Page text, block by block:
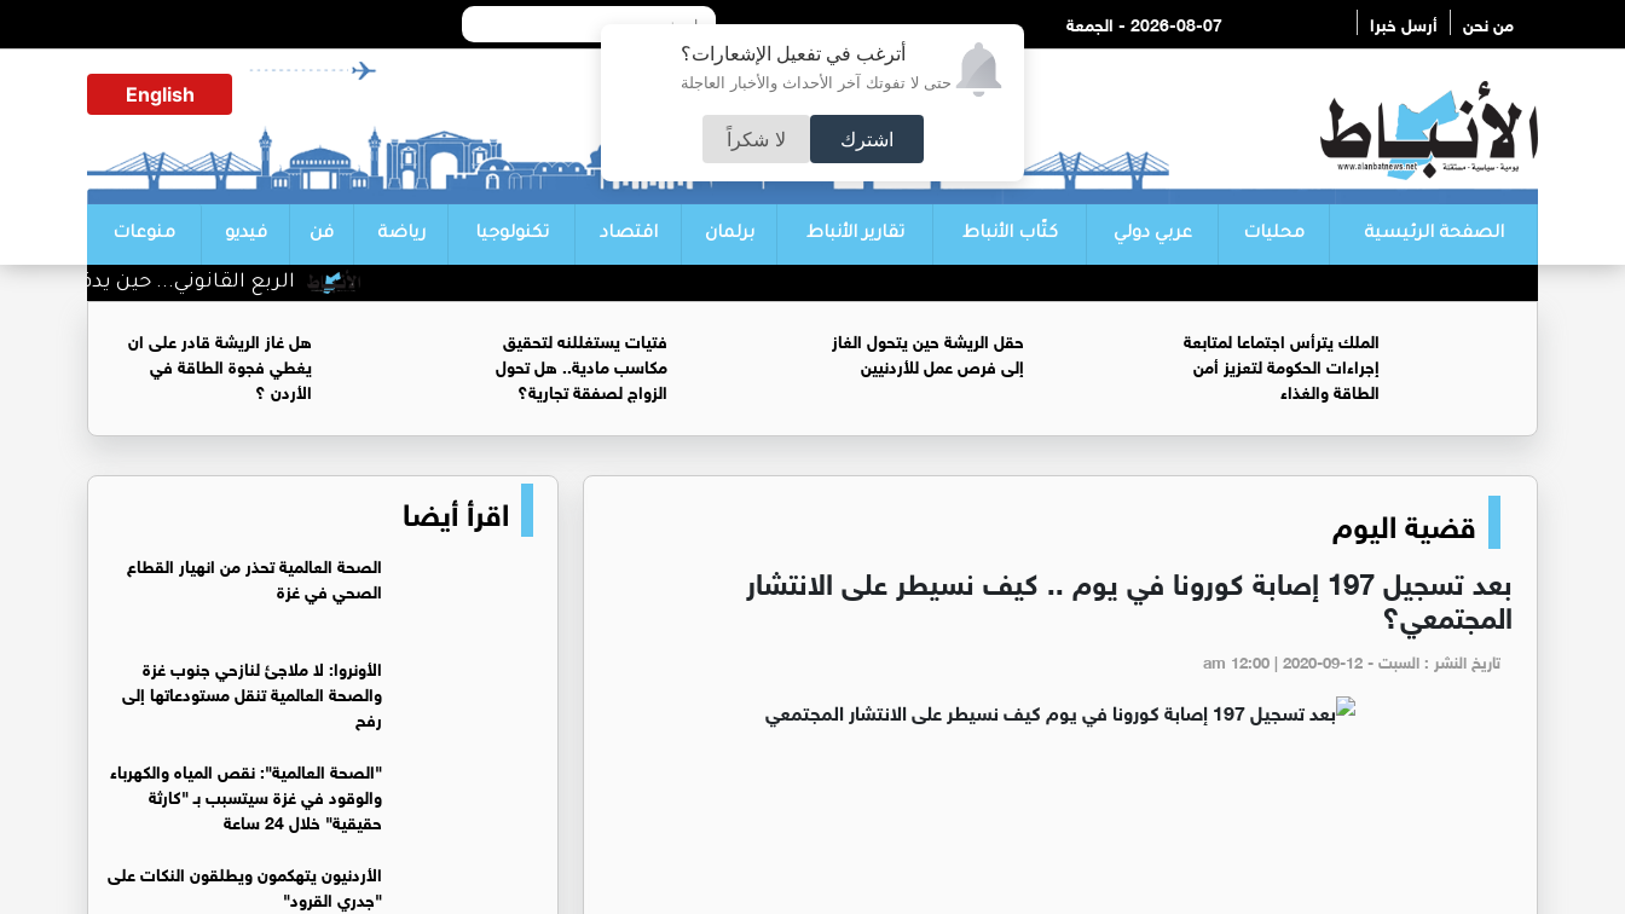
أترغب في تفعيل الإشعارات؟
حتى لا تفوتك آخر الأحداث والأخبار العاجلة
اشترك لا شكراً
من نحن أرسل خبرا 2026-08-07 - الجمعة
English
الصفحة الرئيسية محليات عربي دولي كتّاب الأنباط تقارير الأنباط برلمان اقتصاد تكنولوجيا رياضة فن فيديو منوعات
الربع القانوني... حين يدفع المواطن
الملك يترأس اجتماعا لمتابعة
إجراءات الحكومة لتعزيز أمن
الطاقة والغذاء
حقل الريشة حين يتحول الغاز
إلى فرص عمل للأردنيين
فتيات يستغللنه لتحقيق
مكاسب مادية.. هل تحول
الزواج لصفقة تجارية؟
هل غاز الريشة قادر على ان
يغطي فجوة الطاقة في
الأردن ؟
قضية اليوم
بعد تسجيل 197 إصابة كورونا في يوم .. كيف نسيطر على الانتشار
المجتمعي؟
تاريخ النشر : السبت - am 12:00 | 2020-09-12
اقرأ أيضا
الصحة العالمية تحذر من انهيار القطاع
الصحي في غزة
الأونروا: لا ملاجئ لنازحي جنوب غزة
والصحة العالمية تنقل مستودعاتها إلى
رفح
"الصحة العالمية": نقص المياه والكهرباء
والوقود في غزة سيتسبب بـ "كارثة
حقيقية" خلال 24 ساعة
الأردنيون يتهكمون ويطلقون النكات على
"جدري القرود"